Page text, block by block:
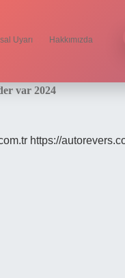
Uyarı Hakkımızda
var 2024
https://